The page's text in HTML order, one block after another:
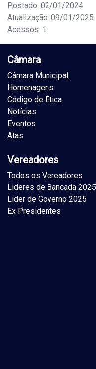
Postado: 02/01/2024
Atualização: 09/01/2025
Acessos: 1
Câmara
Câmara Municipal
Homenagens
Código de Ética
Notícias
Eventos
Atas
Vereadores
Todos os Vereadores
Lideres de Bancada 2025
Lider de Governo 2025
Ex Presidentes